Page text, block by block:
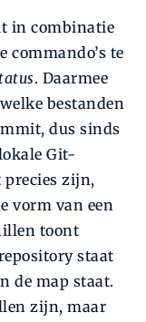
in combinatie
commando’s te
. Daarmee
bestanden
dus sinds
Git-
precies zijn,
vorm van een
toont
staat
de map staat.
zijn, maar